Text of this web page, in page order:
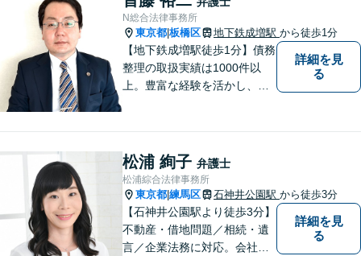
N総合法律事務所
東京都 板橋区 地下鉄成増駅 から徒歩1分
【地下鉄成増駅徒歩1分】債務
整理の取扱実績は1000件以
上。豊富な経験を活かし、ご
脚で解決へ向けて尽力いたし
ます。まずはお気軽にご相談
ください。
詳細を見
る
松浦 絢子 弁護士
松浦綜合法律事務所
東京都 練馬区 石神井公園駅 から徒歩3分
【石神井公園駅より徒歩3分】
不動産・借地問題／相続・遺
言／企業法務に対応。会社員
詳細を見
る